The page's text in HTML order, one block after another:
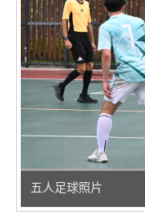
五人足球照片